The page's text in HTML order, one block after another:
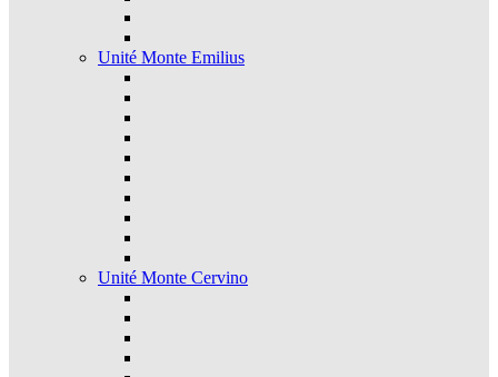
Unité Monte Emilius
Unité Monte Cervino